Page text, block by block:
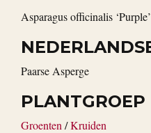
Asparagus officinalis ‘Purple’
Paarse Asperge
PLANTGROEP
Groenten /Kruiden